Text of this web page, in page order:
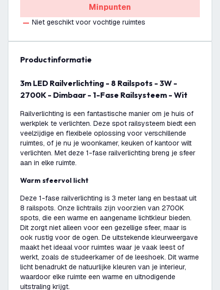
Minpunten
Niet geschikt voor vochtige ruimtes
productinformatie
3m LED Railverlichting - 8 Railspots - 3W -
2700K - Dimbaar - 1-Fase Railsysteem - Wit
Railverlichting is een fantastische manier om je huis of
werkplek te verlichten. Deze spot railsysteem biedt een
veelzijdige en flexibele oplossing voor verschillende
ruimtes, of je nu je woonkamer, keuken of kantoor wilt
verlichten. Met deze 1-fase railverlichting breng je sfeer
aan in elke ruimte.
Warm sfeervol licht
Deze 1-fase railverlichting is 3 meter lang en bestaat uit
8 railspots. Onze lichtrails zijn voorzien van 2700K
spots, die een warme en aangename lichtkleur bieden.
Dit zorgt niet alleen voor een gezellige sfeer, maar is
ook rustig voor de ogen. De uitstekende kleurweergave
maakt het ideaal voor ruimtes waar je vaak leest of
werkt, zoals de studeerkamer of de leeshoek. Dit warme
licht benadrukt de natuurlijke kleuren van je interieur,
waardoor elke ruimte een warme en uitnodigende
uitstraling krijgt.